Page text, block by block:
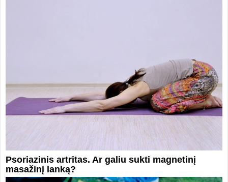
Psoriazinis artritas. Ar galiu sukti magnetinį
masažinį lanką?